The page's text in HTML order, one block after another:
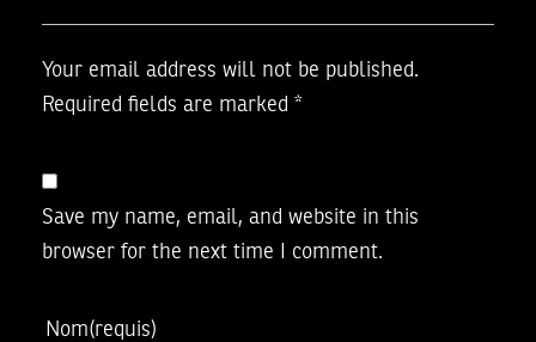
Your email address will not be published.
Required fields are marked *
Save my name, email, and website in this
browser for the next time I comment.
Nom(requis)